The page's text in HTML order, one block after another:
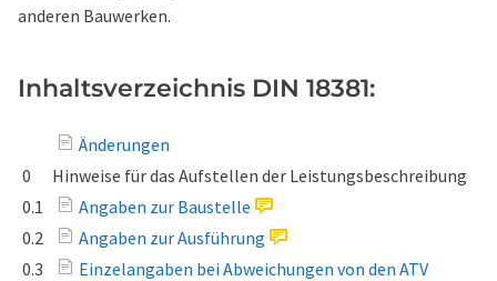
anderen Bauwerken.
Inhaltsverzeichnis DIN 18381:
Änderungen
0
Hinweise für das Aufstellen der Leistungsbeschreibung
0.1
Angaben zur Baustelle
0.2
Angaben zur Ausführung
0.3
Einzelangaben bei Abweichungen von den ATV